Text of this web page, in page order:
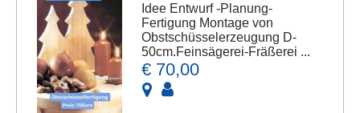
Idee Entwurf -Planung-
Fertigung Montage von
Obstschüsselerzeugung D-
50cm.Feinsägerei-Fräßerei ...
€ 70,00